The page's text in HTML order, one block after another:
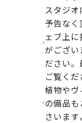
スタジ
予告な
ェブ上
がござい
ださい
ご覧くだ
植物や
の備品も
さいます